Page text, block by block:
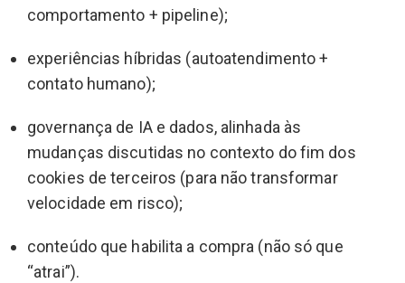
comportamento + pipeline);
experiências híbridas (autoatendimento +
contato humano);
governança de IA e dados, alinhada às
mudanças discutidas no contexto do fim dos
cookies de terceiros (para não transformar
velocidade em risco);
conteúdo que habilita a compra (não só que
“atrai”).